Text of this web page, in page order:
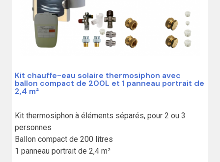
Kit chauffe-eau solaire thermosiphon avec
ballon compact de 200L et 1 panneau portrait de
2,4 m²
Kit thermosiphon à éléments séparés, pour 2 ou 3
personnes
Ballon compact de 200 litres
1 panneau portrait de 2,4 m²